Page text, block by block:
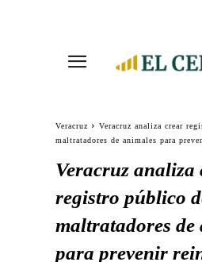
Veracruz
Veracruz analiza crear
maltratadores de animales para
Veracruz analiza
registro público
maltratadores de
para prevenir